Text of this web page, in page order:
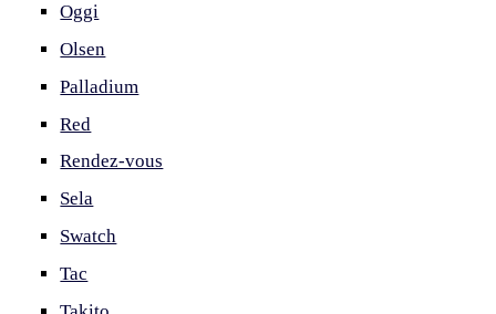
Oggi
Olsen
Palladium
Red
Rendez-vous
Sela
Swatch
Tac